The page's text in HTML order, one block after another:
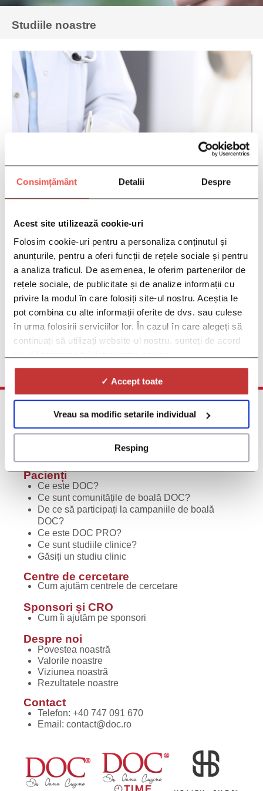
Consimțământ Detalii Despre
Acest site utilizează cookie-uri
Folosim cookie-uri pentru a personaliza conținutul și
anunțurile, pentru a oferi funcții de rețele sociale și pentru
a analiza traficul. De asemenea, le oferim partenerilor de
rețele sociale, de publicitate și de analize informații cu
privire la modul în care folosiți site-ul nostru. Aceștia le
pot combina cu alte informații oferite de dvs. sau culese
în urma folosirii serviciilor lor. În cazul în care alegeți să
continuați să utilizați website-ul nostru, sunteți de acord
✓ Accept toate
Vreau sa modific setarile individual
Resping
Studiile noastre
Studii viitoare despre Sindromul Sjogren
Dacă suferiți de Sindromul Sjogren și sunteți interesat(ă) de mai
multe informații despre viitoarele studii clinice privind Sindromul
Sjogren, vă rugăm să completați acest formular și veți fi printre
primii care vor afla atunci când astfel de studii devin disponibile
Click aici pentru înscriere
Pacienți
Ce este DOC?
Ce sunt comunitățile de boală DOC?
De ce să participați la campaniile de boală
DOC?
Ce este DOC PRO?
Ce sunt studiile clinice?
Găsiți un studiu clinic
Centre de cercetare
Cum ajutăm centrele de cercetare
Sponsori și CRO
Cum îi ajutăm pe sponsori
Despre noi
Povestea noastră
Valorile noastre
Viziunea noastră
Rezultatele noastre
Contact
Telefon: +40 747 091 670
Email: contact@doc.ro